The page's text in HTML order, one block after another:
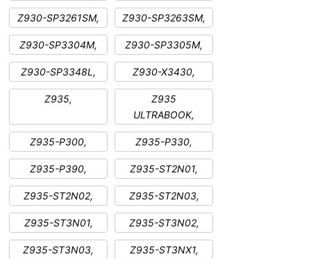
Z930-SP3261SM, Z930-SP3263SM,
Z930-SP3304M, Z930-SP3305M,
Z930-SP3348L, Z930-X3430,
Z935,
Z935
ULTRABOOK,
Z935-P300, Z935-P330,
Z935-P390, Z935-ST2N01,
Z935-ST2N02, Z935-ST2N03,
Z935-ST3N01, Z935-ST3N02,
Z935-ST3N03, Z935-ST3NX1,